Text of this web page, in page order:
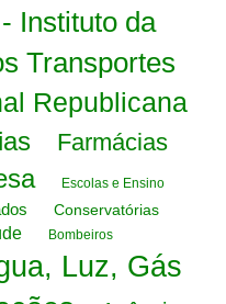
Instituto da
Transportes
Republicana
Farmácias
Escolas e Ensino
Conservatórias
Bombeiros
Luz, Gás